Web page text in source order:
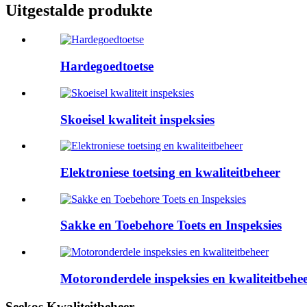
Uitgestalde produkte
Hardegoedtoetse
Skoeisel kwaliteit inspeksies
Elektroniese toetsing en kwaliteitbeheer
Sakke en Toebehore Toets en Inspeksies
Motoronderdele inspeksies en